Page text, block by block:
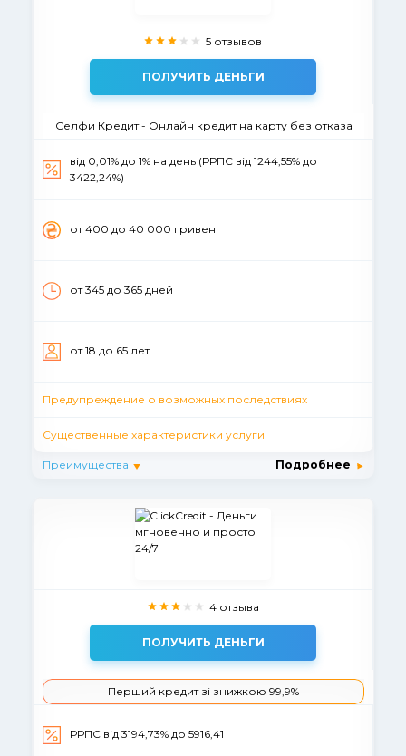
5 отзывов
ПОЛУЧИТЬ ДЕНЬГИ
Селфи Кредит - Онлайн кредит на карту без отказа
від 0,01% до 1% на день (РРПС від 1244,55% до
3422,24%)
от 400 до 40 000 гривен
от 345 до 365 дней
от 18 до 65 лет
Предупреждение о возможных последствиях
Существенные характеристики услуги
Преимущества Подробнее
4 отзыва
ПОЛУЧИТЬ ДЕНЬГИ
Перший кредит зі знижкою 99,9%
РРПС від 3194,73% до 5916,41